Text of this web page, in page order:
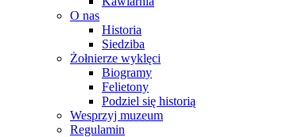
O nas
Historia
Siedziba
Żołnierze wyklęci
Biogramy
Felietony
Podziel się historią
Wesprzyj muzeum
Regulamin